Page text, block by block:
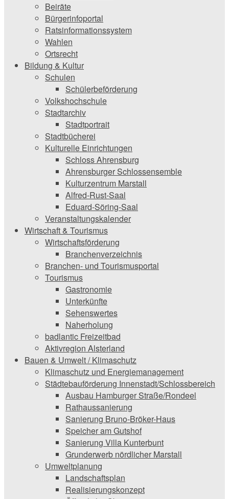
Beiräte
Bürgerinfoportal
Ratsinformationssystem
Wahlen
Ortsrecht
Bildung & Kultur
Schulen
Schülerbeförderung
Volkshochschule
Stadtarchiv
Stadtportrait
Stadtbücherei
Kulturelle Einrichtungen
Schloss Ahrensburg
Ahrensburger Schlossensemble
Kulturzentrum Marstall
Alfred-Rust-Saal
Eduard-Söring-Saal
Veranstaltungskalender
Wirtschaft & Tourismus
Wirtschaftsförderung
Branchenverzeichnis
Branchen- und Tourismusportal
Tourismus
Gastronomie
Unterkünfte
Sehenswertes
Naherholung
badlantic Freizeitbad
Aktivregion Alsterland
Bauen & Umwelt / Klimaschutz
­Klimaschutz und ­­Energiemanagement
Städtebauförderung Innenstadt/Schlossbereich
Ausbau Hamburger Straße/Rondeel
Rathaussanierung
Sanierung Bruno-Bröker-Haus
Speicher am Gutshof
Sanierung Villa Kunterbunt
Grunderwerb nördlicher Marstall
Umweltplanung
Landschaftsplan
Realisierungskonzept